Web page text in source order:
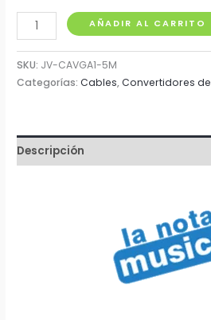
Cable
VGA
con
Filtro
cantidad
AÑADIR AL CARRITO
SKU: JV-CAVGA1-5M
Categorías:Cables,Convertidores
Descripción